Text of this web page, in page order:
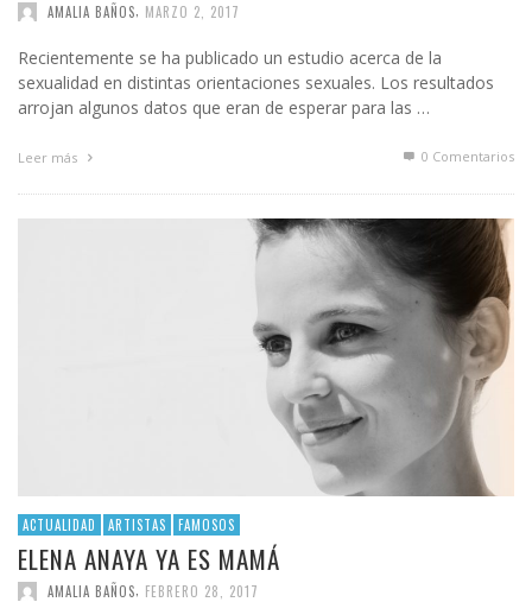
AMALIA BAÑOS MARZO 2, 2017
Recientemente se ha publicado un estudio acerca de la
sexualidad en distintas orientaciones sexuales. Los resultados
arrojan algunos datos que eran de esperar para las …
Leer más 0 Comentarios
ACTUALIDAD ARTISTAS FAMOSOS
ELENA ANAYA YA ES MAMÁ
AMALIA BAÑOS FEBRERO 28, 2017